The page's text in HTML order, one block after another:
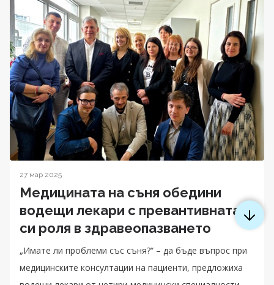
27 мар 2025
Медицината на съня обедини
водещи лекари с превантивната
си роля в здравеопазването
„Имате ли проблеми със съня?“ – да бъде въпрос при
медицинските консултации на пациенти, предложиха